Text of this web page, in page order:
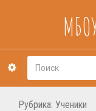
Рубрика: Ученики